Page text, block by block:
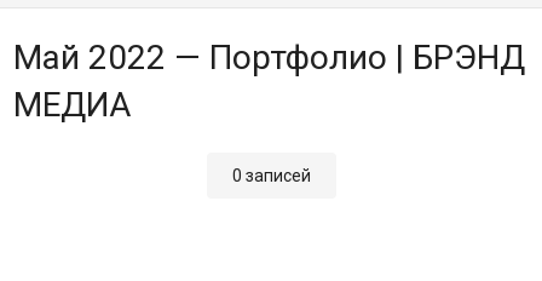
Май 2022 — Портфолио | БРЭНД
МЕДИА
0 записей